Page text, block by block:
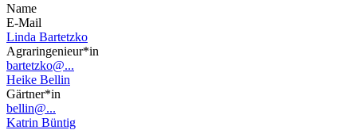
Name
E-Mail
Linda Bartetzko
Agraringenieur*in
bartetzko@...
Heike Bellin
Gärtner*in
bellin@...
Katrin Büntig